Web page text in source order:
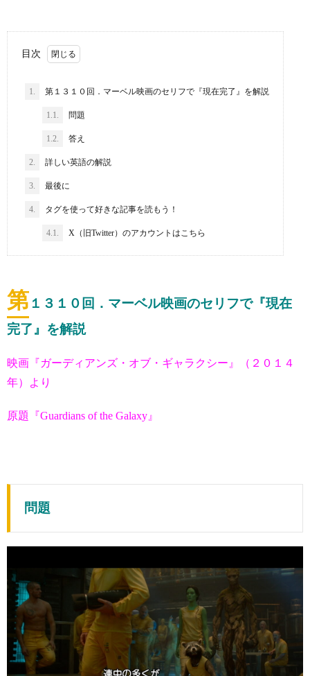
目次
1. 第１３１０回．マーベル映画のセリフで『現在完了』を解説
1.1. 問題
1.2. 答え
2. 詳しい英語の解説
3. 最後に
4. タグを使って好きな記事を読もう！
4.1. X（旧Twitter）のアカウントはこちら
第 １３１０回．マーベル映画のセリフで『現在
完了』を解説
映画『ガーディアンズ・オブ・ギャラクシー』（２０１４
年）より
原題『Guardians of the Galaxy』
問題